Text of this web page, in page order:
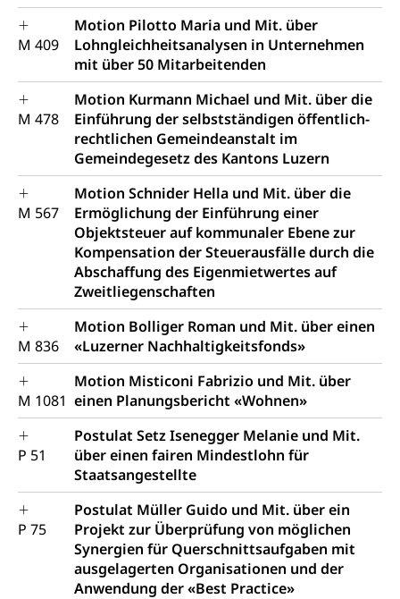
M 409
Motion Pilotto Maria und Mit. über
Lohngleichheitsanalysen in Unternehmen
mit über 50 Mitarbeitenden
M 478
Motion Kurmann Michael und Mit. über die
Einführung der selbstständigen öffentlich-
rechtlichen Gemeindeanstalt im
Gemeindegesetz des Kantons Luzern
M 567
Motion Schnider Hella und Mit. über die
Ermöglichung der Einführung einer
Objektsteuer auf kommunaler Ebene zur
Kompensation der Steuerausfälle durch die
Abschaffung des Eigenmietwertes auf
Zweitliegenschaften
M 836
Motion Bolliger Roman und Mit. über einen
«Luzerner Nachhaltigkeitsfonds»
M 1081
Motion Misticoni Fabrizio und Mit. über
einen Planungsbericht «Wohnen»
P 51
Postulat Setz Isenegger Melanie und Mit.
über einen fairen Mindestlohn für
Staatsangestellte
P 75
Postulat Müller Guido und Mit. über ein
Projekt zur Überprüfung von möglichen
Synergien für Querschnittsaufgaben mit
ausgelagerten Organisationen und der
Anwendung der «Best Practice»